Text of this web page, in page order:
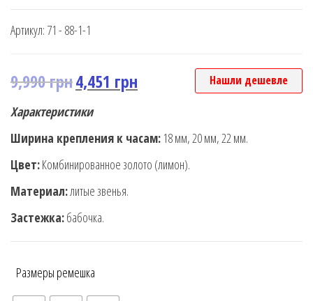
Артикул: 71 - 88-1-1
9,990грн4,451 грн Нашли дешевле
Характеристики
Ширина крепления к часам: 18 мм, 20 мм, 22 мм.
Цвет:Комбинированное золото (лимон).
Материал:литые звенья.
Застежка:бабочка.
Размеры ремешка